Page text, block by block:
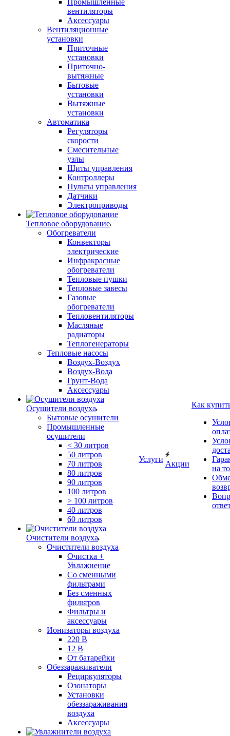
Промышленные
вентиляторы
Аксессуары
Вентиляционные
установки
Приточные
установки
Приточно-
вытяжные
Бытовые
установки
Вытяжные
установки
Автоматика
Регуляторы
скорости
Смесительные
узлы
Щиты управления
Контроллеры
Пульты управления
Датчики
Электроприводы
Тепловое оборудование
Обогреватели
Конвекторы
электрические
Инфракрасные
обогреватели
Тепловые пушки
Тепловые завесы
Газовые
обогреватели
Тепловентиляторы
Масляные
радиаторы
Теплогенераторы
Тепловые насосы
Воздух-Воздух
Воздух-Вода
Грунт-Вода
Аксессуары
Осушители воздуха
Бытовые осушители
Промышленные
осушители
< 30 литров
50 литров
70 литров
80 литров
90 литров
100 литров
> 100 литров
40 литров
60 литров
Очистители воздуха
Очистители воздуха
Очистка +
Увлажнение
Cо сменными
фильтрами
Без сменных
фильтров
Фильтры и
аксессуары
Ионизаторы воздуха
220 В
12 В
От батарейки
Обеззараживатели
Рециркуляторы
Озонаторы
Установки
обеззараживания
воздуха
Аксессуары
Услуги
Акции
Как
на